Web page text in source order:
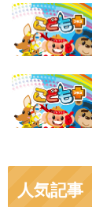
人気記事